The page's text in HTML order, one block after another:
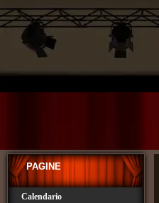
PAGINE
Calendario